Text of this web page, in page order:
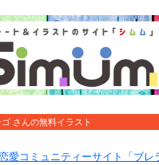
さんの無料イラスト
愛コミュニティーサイト「ブレ